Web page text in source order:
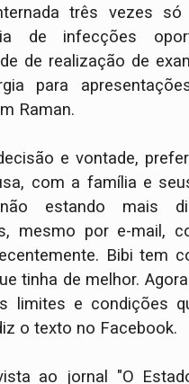
três vezes
de infecções
de realização de
para
Raman.
e vontade,
com a família e
estando mais
mesmo por e-mail,
Bibi tem
tinha de melhor.
limites e condições
o texto no Facebook.
ao jornal "O